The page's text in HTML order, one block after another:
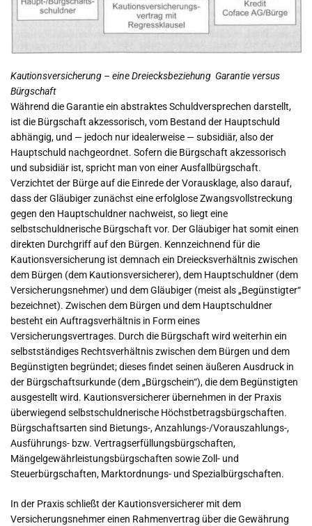
Kautionsversicherung – eine Dreiecksbeziehung Garantie versus
Bürgschaft
Während die Garantie ein abstraktes Schuldversprechen darstellt,
ist die Bürgschaft akzessorisch, vom Bestand der Hauptschuld
abhängig, und — jedoch nur idealerweise — subsidiär, also der
Hauptschuld nachgeordnet. Sofern die Bürgschaft akzessorisch
und subsidiär ist, spricht man von einer Ausfallbürgschaft.
Verzichtet der Bürge auf die Einrede der Vorausklage, also darauf,
dass der Gläubiger zunächst eine erfolglose Zwangsvollstreckung
gegen den Hauptschuldner nachweist, so liegt eine
selbstschuldnerische Bürgschaft vor. Der Gläubiger hat somit einen
direkten Durchgriff auf den Bürgen. Kennzeichnend für die
Kautionsversicherung ist demnach ein Dreiecksverhältnis zwischen
dem Bürgen (dem Kautionsversicherer), dem Hauptschuldner (dem
Versicherungsnehmer) und dem Gläubiger (meist als „Begünstigter“
bezeichnet). Zwischen dem Bürgen und dem Hauptschuldner
besteht ein Auftragsverhältnis in Form eines
Versicherungsvertrages. Durch die Bürgschaft wird weiterhin ein
selbstständiges Rechtsverhältnis zwischen dem Bürgen und dem
Begünstigten begründet; dieses findet seinen äußeren Ausdruck in
der Bürgschaftsurkunde (dem „Bürgschein“), die dem Begünstigten
ausgestellt wird. Kautionsversicherer übernehmen in der Praxis
überwiegend selbstschuldnerische Höchstbetragsbürgschaften.
Bürgschaftsarten sind Bietungs-, Anzahlungs-/Vorauszahlungs-,
Ausführungs- bzw. Vertragserfüllungsbürgschaften,
Mängelgewährleistungsbürgschaften sowie Zoll- und
Steuerbürgschaften, Marktordnungs- und Spezialbürgschaften.
In der Praxis schließt der Kautionsversicherer mit dem
Versicherungsnehmer einen Rahmenvertrag über die Gewährung